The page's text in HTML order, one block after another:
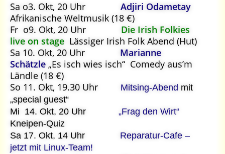
Sa o3. Okt, 20 Uhr Adjiri Odametay
Afrikanische Weltmusik (18 €)
Fr o9. Okt, 20 Uhr Die Irish Folkies
live on stage Lässiger Irish Folk Abend (Hut)
Sa 10. Okt, 20 Uhr Marianne
Schätzle „Es isch wies isch“ Comedy aus’m
Ländle (18 €)
So 11. Okt, 19.30 Uhr
Mitsing-Abend mit
„special guest“
Mi 14. Okt, 20 Uhr „Frag den Wirt“
Kneipen-Quiz
Sa 17. Okt, 14 Uhr Reparatur-Cafe –
jetzt mit Linux-Team!